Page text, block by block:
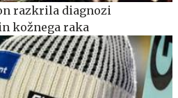
razkrila diagnozi
kožnega raka